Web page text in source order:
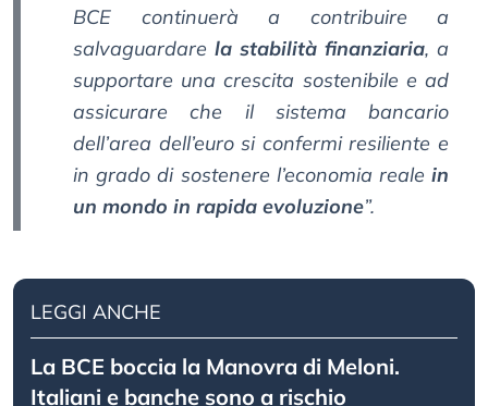
BCE continuerà a contribuire a
salvaguardare la stabilità finanziaria, a
supportare una crescita sostenibile e ad
assicurare che il sistema bancario
dell’area dell’euro si confermi resiliente e
in grado di sostenere l’economia reale in
un mondo in rapida evoluzione”.
LEGGI ANCHE
La BCE boccia la Manovra di Meloni.
Italiani e banche sono a rischio